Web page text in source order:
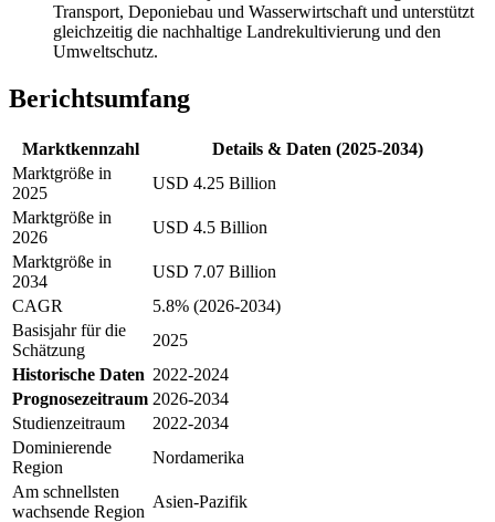
Transport, Deponiebau und Wasserwirtschaft und unterstützt
gleichzeitig die nachhaltige Landrekultivierung und den
Umweltschutz.
Berichtsumfang
Marktkennzahl
Details & Daten (2025-2034)
Marktgröße in
2025
USD 4.25 Billion
Marktgröße in
2026
USD 4.5 Billion
Marktgröße in
2034
USD 7.07 Billion
CAGR
5.8% (2026-2034)
Basisjahr für die
Schätzung
2025
Historische Daten 2022-2024
Prognosezeitraum 2026-2034
Studienzeitraum
2022-2034
Dominierende
Region
Nordamerika
Am schnellsten
wachsende Region
Asien-Pazifik